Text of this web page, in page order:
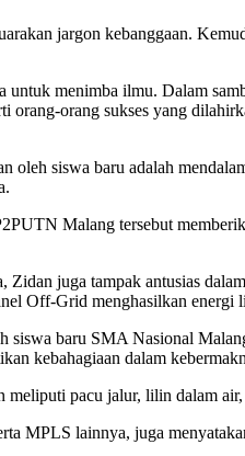
jargon kebanggaan.
menimba ilmu. Dalam
orang-orang sukses yang
oleh siswa baru adalah
Malang tersebut
Zidan juga tampak antusias
Off-Grid menghasilkan energi
siswa baru SMA Nasional
kebahagiaan dalam
pacu jalur, lilin dalam air,
MPLS lainnya, juga